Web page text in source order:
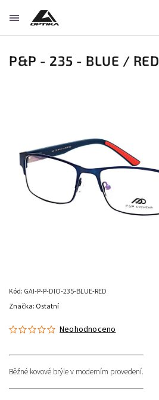
P&P - 235 - BLUE / RED
Kód: GAI-P-P-DIO-235-BLUE-RED
Neohodnoceno
Běžné kovové brýle v moderním provedení.
Značka: Ostatní